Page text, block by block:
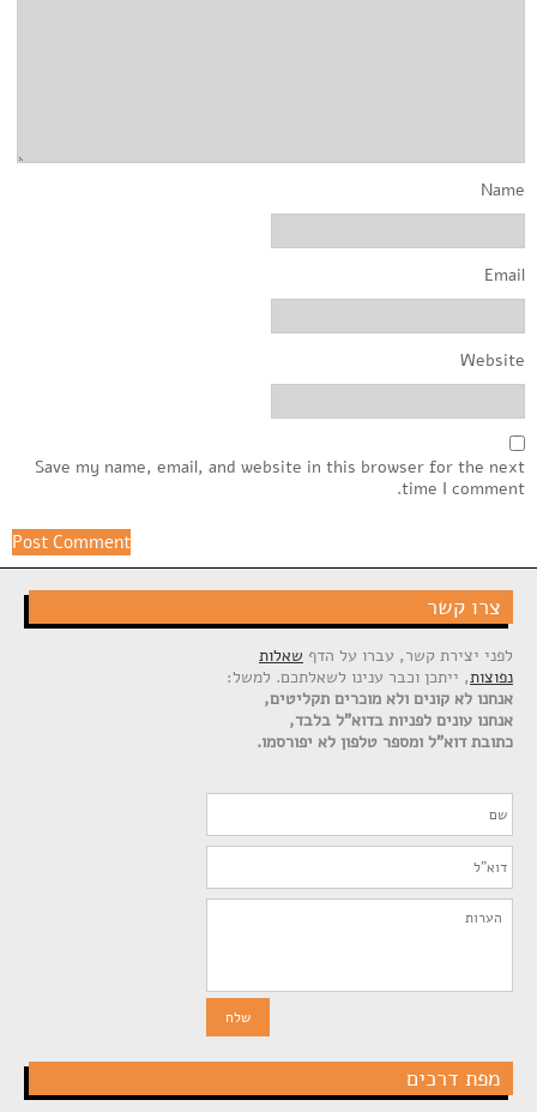
Name
Email
Website
Save my name, email, and website in this browser for the next
time I comment.
צרו קשר
לפני יצירת קשר, עברו על הדף שאלות
נפוצות, ייתכן וכבר ענינו לשאלתכם. למשל:
אנחנו לא קונים ולא מוכרים תקליטים,
אנחנו עונים לפניות בדוא"ל בלבד,
כתובת דוא"ל ומספר טלפון לא יפורסמו.
מפת דרכים